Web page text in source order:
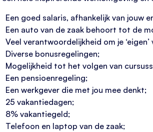
Een goed salaris, afhankelijk van
Een auto van de zaak behoort tot de
Veel verantwoordelijkheid om je
Diverse bonusregelingen;
Mogelijkheid tot het volgen van
Een pensioenregeling;
Een werkgever die met jou mee denkt;
25 vakantiedagen;
8% vakantiegeld;
Telefoon en laptop van de zaak;